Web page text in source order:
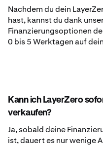
Nachdem du dein
hast, kannst du dank
Finanzierungsoptionen
0 bis 5 Werktagen auf
Kann ich LayerZero
verkaufen?
Ja, sobald deine
ist, dauert es nur wenige